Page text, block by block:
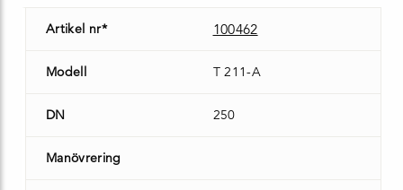
Artikel nr* 100462
Modell T 211-A
DN 250
Manövrering